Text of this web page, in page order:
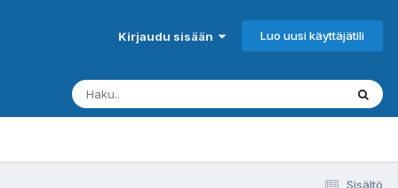
Kirjaudu sisään Luo uusi käyttäjätili
Sisältö